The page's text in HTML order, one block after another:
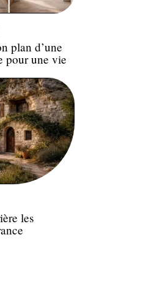
plan d’une
pour une vie
les